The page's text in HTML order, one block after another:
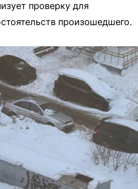
проверку для
произошедшего.